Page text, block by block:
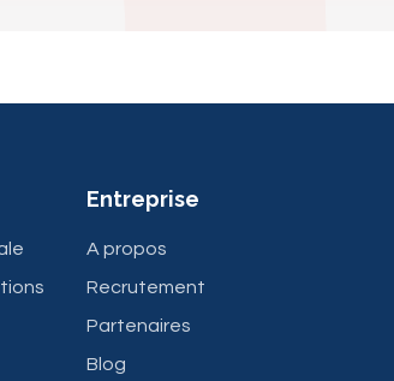
Entreprise
A propos
Recrutement
Partenaires
Blog